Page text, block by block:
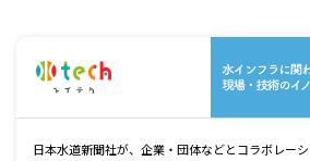
日本水道新聞社が、企業・団体などとコラボレー